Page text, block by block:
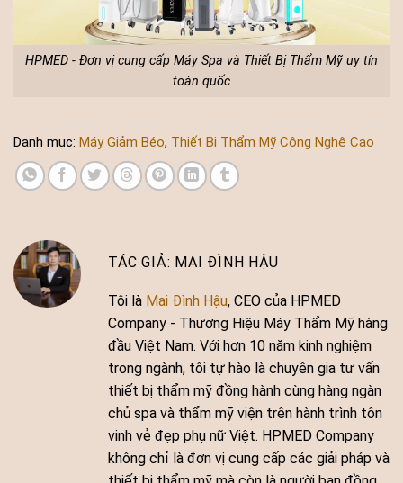
HPMED - Đơn vị cung cấp Máy Spa và Thiết Bị Thẩm Mỹ uy tín
toàn quốc
Danh mục: Máy Giảm Béo, Thiết Bị Thẩm Mỹ Công Nghệ Cao
MAI ĐÌNH HẬU
Tôi là Mai Đình Hậu, CEO của HPMED
Company - Thương Hiệu Máy Thẩm Mỹ hàng
đầu Việt Nam. Với hơn 10 năm kinh nghiệm
trong ngành, tôi tự hào là chuyên gia tư vấn
thiết bị thẩm mỹ đồng hành cùng hàng ngàn
chủ spa và thẩm mỹ viện trên hành trình tôn
vinh vẻ đẹp phụ nữ Việt. HPMED Company
không chỉ là đơn vị cung cấp các giải pháp và